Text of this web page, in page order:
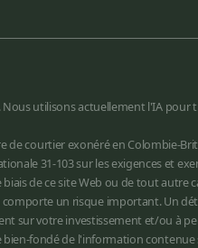
utilisons actuellement l'IA
de courtier exonéré en Colombie-
31-103 sur les exigences et
biais de ce site Web ou de tout
un risque important. Un
sur votre investissement et/ou à
bien-fondé de l'information